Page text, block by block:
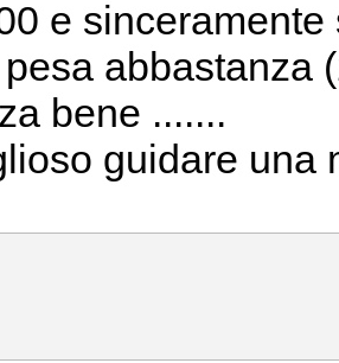
e
abbastanza
bene .......
guidare una